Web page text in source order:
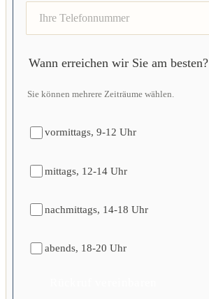
Wann erreichen wir Sie am besten?
Sie können mehrere Zeiträume wählen.
vormittags, 9-12 Uhr
mittags, 12-14 Uhr
nachmittags, 14-18 Uhr
abends, 18-20 Uhr